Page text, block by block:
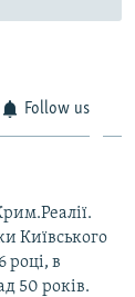
Follow us
Київського
році, в
50 років.